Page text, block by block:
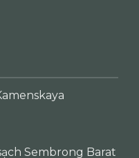
Sembrong Barat